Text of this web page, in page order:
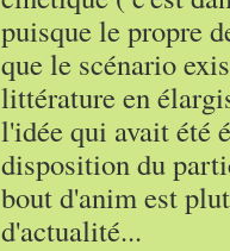
puisque le propre
que le scénario
littérature en
l'idée qui avait été
disposition du
bout d'anim est
d'actualité...